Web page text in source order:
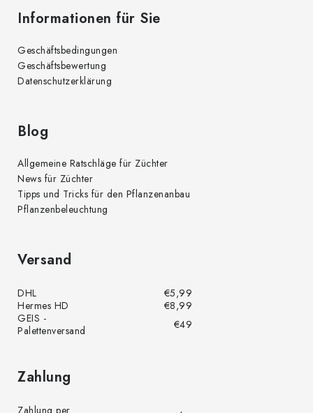
Informationen für Sie
Geschäftsbedingungen
Geschäftsbewertung
Datenschutzerklärung
Blog
Allgemeine Ratschläge für Züchter
News für Züchter
Tipps und Tricks für den Pflanzenanbau
Pflanzenbeleuchtung
Versand
DHL
€5,99
Hermes HD
€8,99
GEIS -
Palettenversand
€49
Zahlung